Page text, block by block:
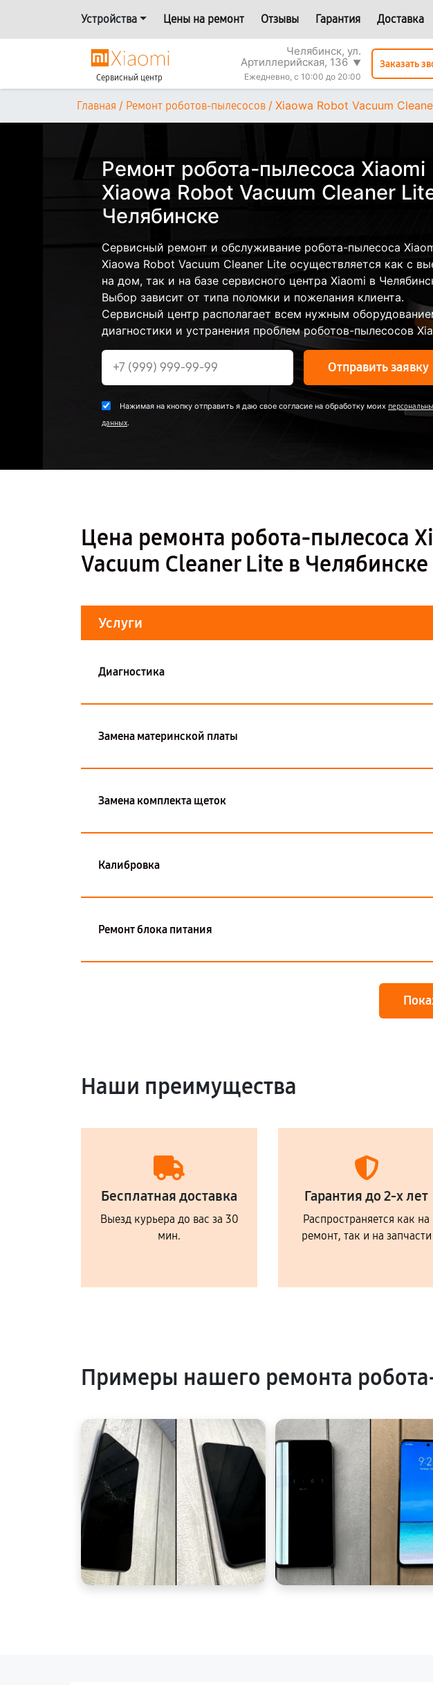
Устройства Цены на ремонт Отзывы Гарантия Доставка
Сервисный центр
Челябинск, ул.
Артиллерийская, 136 ▼
Ежедневно, с 10:00 до 20:00
Заказать
Главная / Ремонт роботов-пылесосов / Xiaowa Robot Vacuum
Ремонт робота-пылесоса Xiaomi
Xiaowa Robot Vacuum Cleaner
Челябинске
Сервисный ремонт и обслуживание робота-пылесоса
Xiaowa Robot Vacuum Cleaner Lite осуществляется как с
на дом, так и на базе сервисного центра Xiaomi в
Выбор зависит от типа поломки и пожелания клиента.
Сервисный центр располагает всем нужным
диагностики и устранения проблем роботов-пылесосов
Отправить заявку
Нажимая на кнопку отправить я даю свое согласие на обработку моих
данных.
Цена ремонта робота-пылесоса
Vacuum Cleaner Lite в Челябинске
Услуги
Диагностика
Замена материнской платы
Замена комплекта щеток
Калибровка
Ремонт блока питания
Наши преимущества
Бесплатная доставка
Выезд курьера до вас за 30
мин.
Гарантия до 2-х лет
Распространяется как на
ремонт, так и на запчасти
Примеры нашего ремонта